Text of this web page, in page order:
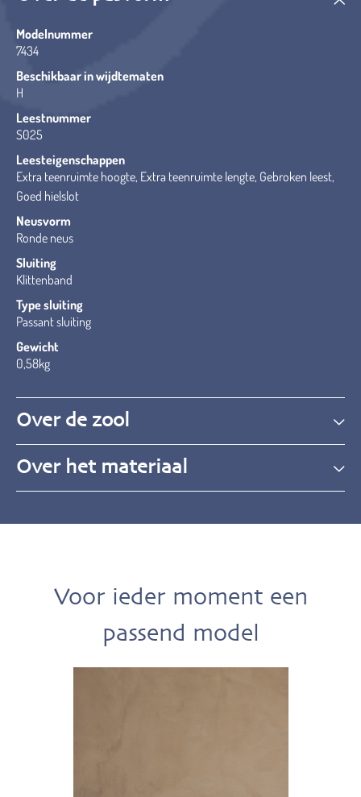
Modelnummer
7434
Beschikbaar in wijdtematen
H
Leestnummer
S025
Leesteigenschappen
Extra teenruimte hoogte, Extra teenruimte lengte, Gebroken leest,
Goed hielslot
Neusvorm
Ronde neus
Sluiting
Klittenband
Type sluiting
Passant sluiting
Gewicht
0,58kg
Over de zool
Over het materiaal
Voor ieder moment een
passend model